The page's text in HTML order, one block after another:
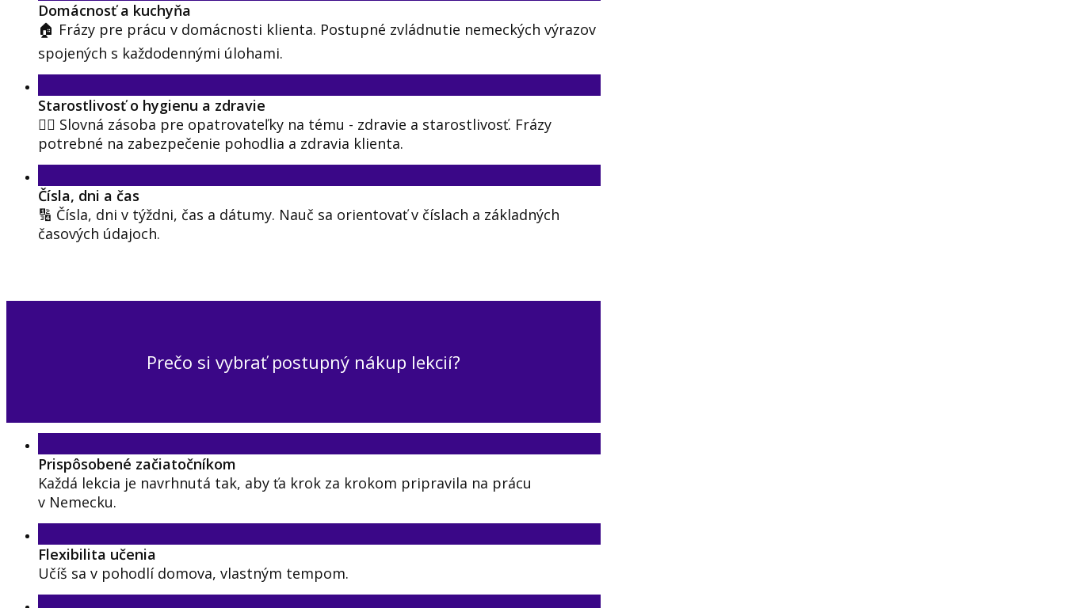
Domácnosť a kuchyňa
🏠 Frázy pre prácu v domácnosti klienta. Postupné zvládnutie nemeckých výrazov
spojených s každodennými úlohami.
Starostlivosť o hygienu a zdravie
🧑‍⚕️ Slovná zásoba pre opatrovateľky na tému - zdravie a starostlivosť. Frázy
potrebné na zabezpečenie pohodlia a zdravia klienta.
Čísla, dni a čas
🔢 Čísla, dni v týždni, čas a dátumy. Nauč sa orientovať v číslach a základných
časových údajoch.
Prečo si vybrať postupný nákup lekcií?
Prispôsobené začiatočníkom
Každá lekcia je navrhnutá tak, aby ťa krok za krokom pripravila na prácu
v Nemecku.
Flexibilita učenia
Učíš sa v pohodlí domova, vlastným tempom.